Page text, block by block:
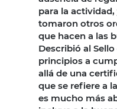
para la
tomaron otros
que hacen a las
Describió al
principios a
allá de una
que se refiere a
es mucho más